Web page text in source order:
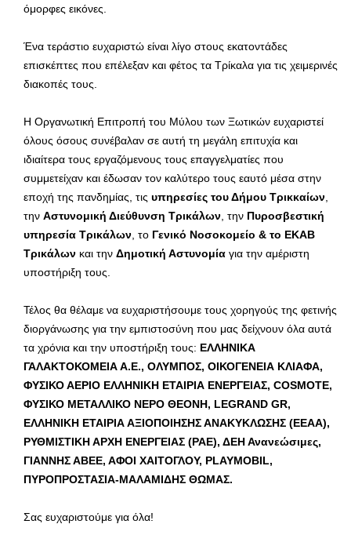
όμορφες εικόνες.
Ένα τεράστιο ευχαριστώ είναι λίγο στους εκατοντάδες
επισκέπτες που επέλεξαν και φέτος τα Τρίκαλα για τις χειμερινές
διακοπές τους.
Η Οργανωτική Επιτροπή του Μύλου των Ξωτικών ευχαριστεί
όλους όσους συνέβαλαν σε αυτή τη μεγάλη επιτυχία και
ιδιαίτερα τους εργαζόμενους τους επαγγελματίες που
συμμετείχαν και έδωσαν τον καλύτερο τους εαυτό μέσα στην
εποχή της πανδημίας, τις υπηρεσίες του Δήμου Τρικκαίων
την Αστυνομική Διεύθυνση Τρικάλων , την Πυροσβεστική
υπηρεσία Τρικάλων , το Γενικό Νοσοκομείο & το ΕΚΑΒ
Τρικάλων και την Δημοτική Αστυνομία για την αμέριστη
υποστήριξη τους.
Τέλος θα θέλαμε να ευχαριστήσουμε τους χορηγούς της φετινής
διοργάνωσης για την εμπιστοσύνη που μας δείχνουν όλα αυτά
τα χρόνια και την υποστήριξη τους: ΕΛΛΗΝΙΚΑ
ΓΑΛΑΚΤΟΚΟΜΕΙΑ Α.Ε., ΟΛΥΜΠΟΣ, ΟΙΚΟΓΕΝΕΙΑ ΚΛΙΑΦΑ,
ΦΥΣΙΚΟ ΑΕΡΙΟ ΕΛΛΗΝΙΚΗ ΕΤΑΙΡΙΑ ΕΝΕΡΓΕΙΑΣ, COSMOTE,
ΦΥΣΙΚΟ ΜΕΤΑΛΛΙΚΟ ΝΕΡΟ ΘΕΟΝΗ, LEGRAND GR,
ΕΛΛΗΝΙΚΗ ΕΤΑΙΡΙΑ ΑΞΙΟΠΟΙΗΣΗΣ ΑΝΑΚΥΚΛΩΣΗΣ (ΕΕΑΑ),
ΡΥΘΜΙΣΤΙΚΗ ΑΡΧΗ ΕΝΕΡΓΕΙΑΣ (ΡΑΕ), ΔΕΗ Ανανεώσιμες,
ΓΙΑΝΝΗΣ ΑΒΕΕ, ΑΦΟΙ ΧΑΙΤΟΓΛΟΥ, PLAYMOBIL,
ΠΥΡΟΠΡΟΣΤΑΣΙΑ-ΜΑΛΑΜΙΔΗΣ ΘΩΜΑΣ.
Σας ευχαριστούμε για όλα!